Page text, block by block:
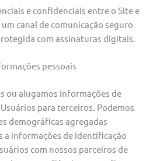
e confidenciais entre o Site e
canal de comunicação seguro
com assinaturas digitais.
pessoais
ou alugamos informações de
para terceiros. Podemos
demográficas agregadas
a informações de identificação
com nossos parceiros de